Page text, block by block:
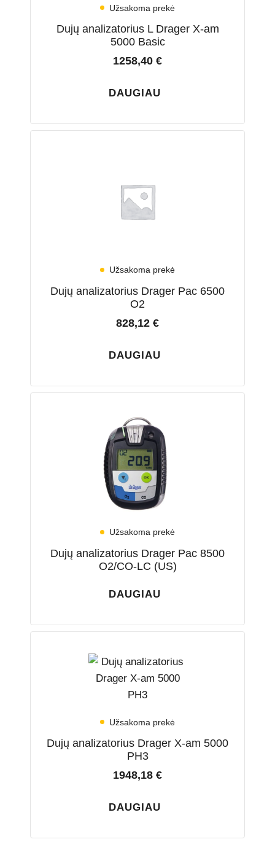
Užsakoma prekė
Dujų analizatorius L Drager X-am
5000 Basic
1258,40 €
DAUGIAU
Užsakoma prekė
Dujų analizatorius Drager Pac 6500
O2
828,12 €
DAUGIAU
Užsakoma prekė
Dujų analizatorius Drager Pac 8500
O2/CO-LC (US)
DAUGIAU
Užsakoma prekė
Dujų analizatorius Drager X-am 5000
PH3
1948,18 €
DAUGIAU